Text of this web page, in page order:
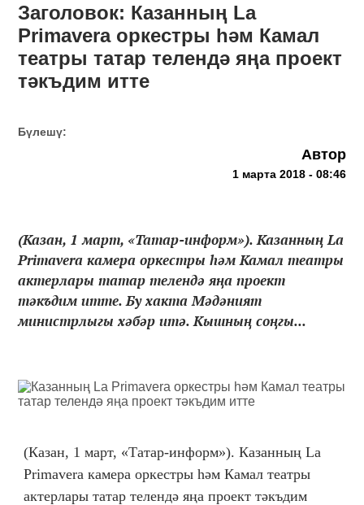
Заголовок: Казанның La
Primavera оркестры һәм Камал
театры татар телендә яңа проект
тәкъдим итте
Бүлешү:
Автор
1 марта 2018 - 08:46
(Казан, 1 март, «Татар-информ»). Казанның La
Primavera камера оркестры һәм Камал театры
актерлары татар телендә яңа проект
тәкъдим итте. Бу хакта Мәдәният
министрлыгы хәбәр итә. Кышның соңгы...
(Казан, 1 март, «Татар-информ»). Казанның La
Primavera камера оркестры һәм Камал театры
актерлары татар телендә яңа проект тәкъдим